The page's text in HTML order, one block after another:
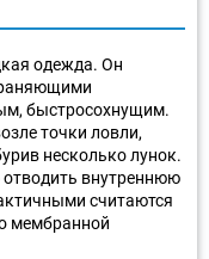
одежда. Он
быстросохнущим.
точки ловли,
несколько лунок.
внутреннюю
считаются
мембранной